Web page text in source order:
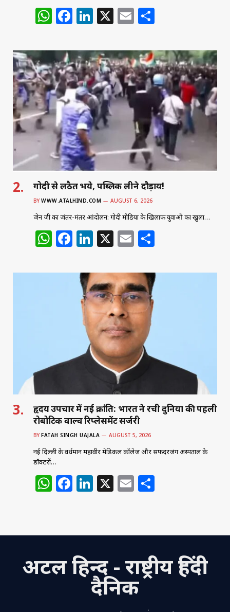
W
at
s
A
p
p
F
c
e
b
o
o
k
Li
k
e
dI
n
X E
ai
l
ar
e
गोदी से लठैत भये, पब्लिक लीने दौड़ाय!
BY WWW.ATALHIND.COM AUGUST 6, 2026
जेन जी का जंतर-मंतर आंदोलन: गोदी मीडिया के खिलाफ युवाओं का खुला…
W
at
F
c
e
b
o
k
Li
k
e
dI
n
X E
ai
l
ar
e
हृदय उपचार में नई क्रांति: भारत ने रची दुनिया की पहली
रोबोटिक वाल्व रिप्लेसमेंट सर्जरी
BY FATAH SINGH UAJALA AUGUST 5, 2026
नई दिल्ली के वर्धमान महावीर मेडिकल कॉलेज और सफदरजंग अस्पताल के
डॉक्टरों…
W
s
p
p
F
e
o
o
Li
e
n
X E
l e
अटल हिन्द - राष्ट्रीय हिंदी
दैनिक